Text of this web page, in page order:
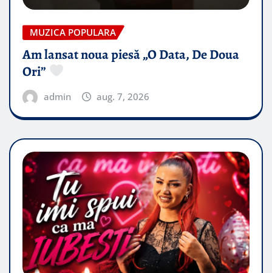
MUZICA POPULARA
Am lansat noua piesă „O Data, De Doua
Ori”
admin aug. 7, 2026